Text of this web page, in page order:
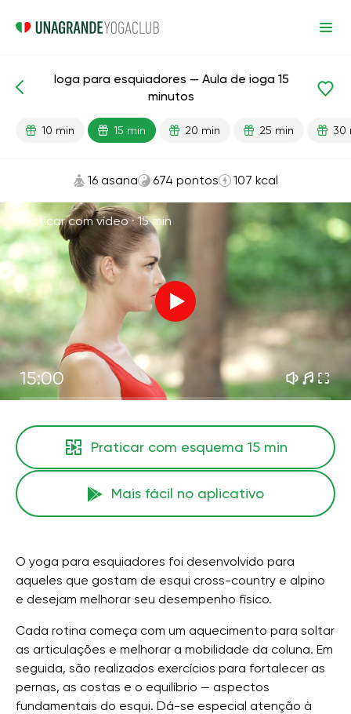
Esporte
Ioga para esquiadores — Aula de ioga 15
minutos
10 min 15 min 20 min 25 min 30
16 asana 674 pontos 107 kcal
Praticar com vídeo ·15 min
15:00
Praticar com esquema 15 min
Mais fácil no aplicativo
O yoga para esquiadores foi desenvolvido para
aqueles que gostam de esqui cross-country e alpino
e desejam melhorar seu desempenho físico.
Cada rotina começa com um aquecimento para soltar
as articulações e melhorar a mobilidade da coluna. Em
seguida, são realizados exercícios para fortalecer as
pernas, as costas e o equilíbrio — aspectos
fundamentais do esqui. Dá-se especial atenção à